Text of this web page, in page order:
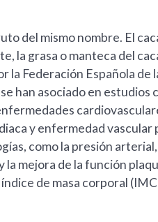
del mismo nombre. El
la grasa o manteca del
la Federación Española de
han asociado en estudios
y enfermedad vascular
como la presión
la mejora de la función
de masa corporal